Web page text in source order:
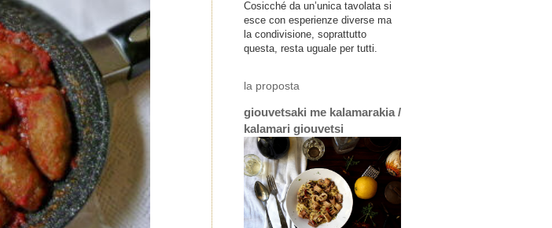
Cosicché da un’unica tavolata si
esce con esperienze diverse ma
la condivisione, soprattutto
questa, resta uguale per tutti.
la proposta
giouvetsaki me kalamarakia /
kalamari giouvetsi